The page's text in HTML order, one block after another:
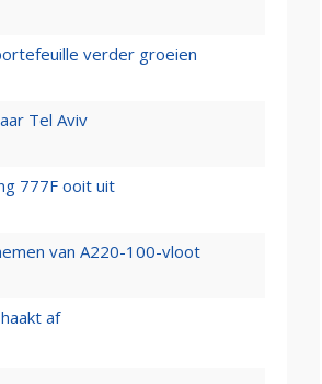
verder groeien
Tel Aviv
777F ooit uit
van A220-100-vloot
af